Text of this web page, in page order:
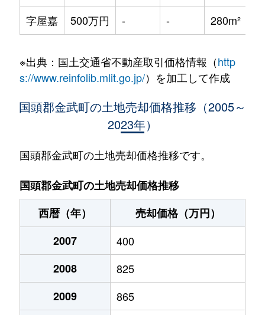
字屋嘉
500万円 - - 280m²
※出典：国土交通省不動産取引価格情報（http
s://www.reinfolib.mlit.go.jp/）を加工して作成
国頭郡金武町の土地売却価格推移（2005～
2023年）
国頭郡金武町の土地売却価格推移です。
国頭郡金武町の土地売却価格推移
西暦（年）
売却価格（万円）
2007
400
2008
825
2009
865